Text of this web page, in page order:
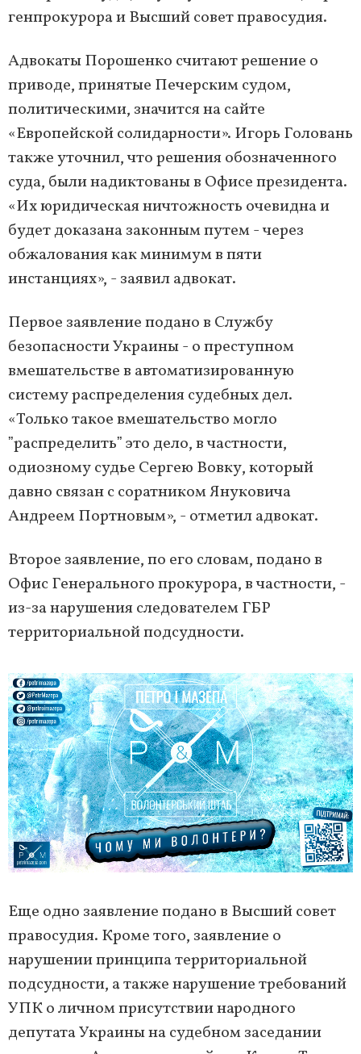
генпрокурора и Высший совет правосудия.
Адвокаты Порошенко считают решение о
приводе, принятые Печерским судом,
политическими, значится на сайте
«Европейской солидарности». Игорь Головань
также уточнил, что решения обозначенного
суда, были надиктованы в Офисе президента.
«Их юридическая ничтожность очевидна и
будет доказана законным путем - через
обжалования как минимум в пяти
инстанциях», - заявил адвокат.
Первое заявление подано в Службу
безопасности Украины - о преступном
вмешательстве в автоматизированную
систему распределения судебных дел.
«Только такое вмешательство могло
ˮраспределитьˮ это дело, в частности,
одиозному судье Сергею Вовку, который
давно связан с соратником Януковича
Андреем Портновым», - отметил адвокат.
Второе заявление, по его словам, подано в
Офис Генерального прокурора, в частности, -
из-за нарушения следователем ГБР
территориальной подсудности.
Еще одно заявление подано в Высший совет
правосудия. Кроме того, заявление о
нарушении принципа территориальной
подсудности, а также нарушение требований
УПК о личном присутствии народного
депутата Украины на судебном заседании